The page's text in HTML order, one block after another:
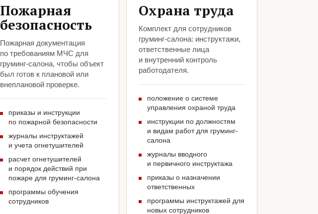
Пожарная
безопасность
Пожарная документация
по требованиям МЧС для
груминг-салона, чтобы объект
был готов к плановой или
внеплановой проверке.
приказы и инструкции
по пожарной безопасности
журналы инструктажей
и учета огнетушителей
расчет огнетушителей
и порядок действий при
пожаре для груминг-салона
программы обучения
сотрудников
Охрана труда
Комплект для сотрудников
груминг-салона: инструктажи,
ответственные лица
и внутренний контроль
работодателя.
положение о системе
управления охраной труда
инструкции по должностям
и видам работ для груминг-
салона
журналы вводного
и первичного инструктажа
приказы о назначении
ответственных
программы инструктажей для
новых сотрудников